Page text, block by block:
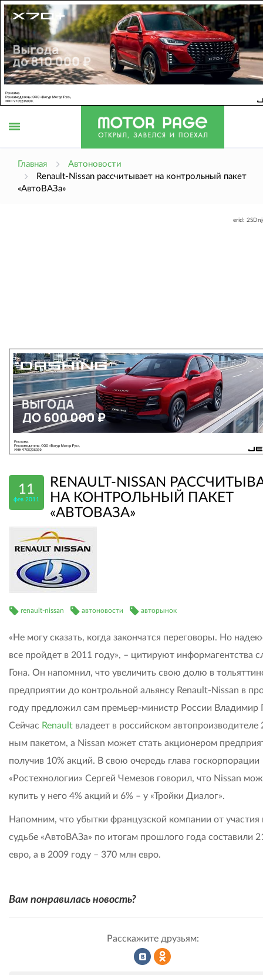
Главная
Автоновости
Renault-Nissan рассчитывает на контрольный пакет
«АвтоВАЗа»
erid:
11
фев 2011
RENAULT-NISSAN
НА КОНТРОЛЬНЫЙ ПАКЕТ
«АВТОВАЗА»
renault-nissan автоновости авторынок
«Не могу сказать, когда закончатся переговоры. Но
все пройдет в 2011 году», – цитируют информагентства
Гона. Он напомнил, что увеличить свою долю в
предприятии до контрольной альянсу Renault-Nissan в
году предложил сам премьер-министр России Владимир
Сейчас Renault владеет в российском автопроизводителе
ным пакетом, а Nissan может стать акционером
получив 10% акций. В свою очередь глава госкорпорации
«Ростехнологии» Сергей Чемезов говорил, что Nissan
купить у него 4% акций и 6% – у «Тройки Диалог».
Напомним, что убытки французской компании от участия
судьбе «АвтоВАЗа» по итогам прошлого года составили
евро, а в 2009 году – 370 млн евро.
Вам понравилась новость?
Расскажите друзьям: